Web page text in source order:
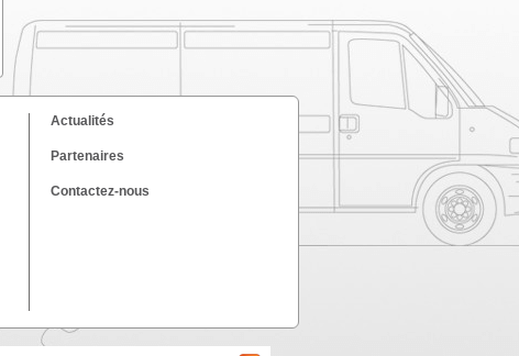
Actualités
Partenaires
Contactez-nous